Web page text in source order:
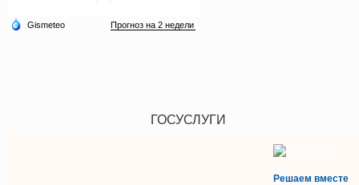
ГОСУСЛУГИ
Решаем вместе